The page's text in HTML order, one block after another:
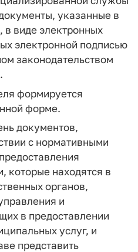
указанные в
в виде электронных
электронной подписью
законодательством
формируется
форме.
документов,
с нормативными
которые находятся в
органов,
и
в предоставлении
услуг, и
представить